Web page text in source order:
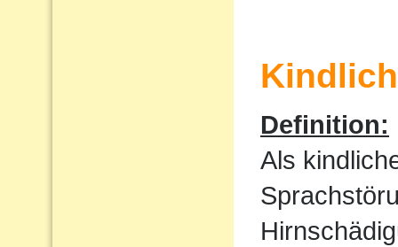
Definition:
Als